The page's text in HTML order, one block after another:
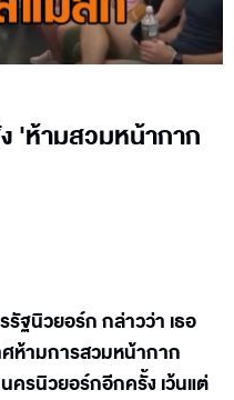
'ห้ามสวมหน้ากาก
รัฐนิวยอร์ก กล่าวว่า เธอ
ห้ามการสวมหน้ากาก
ครนิวยอร์กอีกครั้ง เว้นแต่